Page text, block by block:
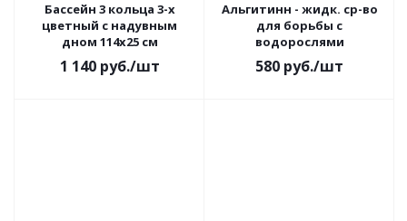
Бассейн 3 кольца 3-х
цветный с надувным
дном 114х25 см
1 140руб./шт
Альгитинн - жидк. ср-во
для борьбы с
водорослями
580 руб./шт